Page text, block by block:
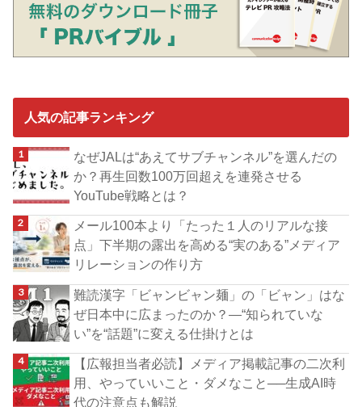
人気の記事ランキング
なぜJALは“あえてサブチャンネル”を選んだの
か？再生回数100万回超えを連発させる
YouTube戦略とは？
メール100本より「たった１人のリアルな接
点」下半期の露出を高める“実のある”メディア
リレーションの作り方
難読漢字「ビャンビャン麺」の「ビャン」はな
ぜ日本中に広まったのか？―“知られていな
い”を“話題”に変える仕掛けとは
【広報担当者必読】メディア掲載記事の二次利
用、やっていいこと・ダメなこと──生成AI時
代の注意点も解説